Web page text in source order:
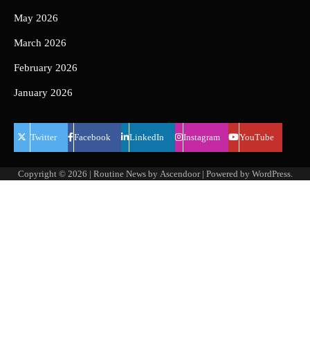
May 2026
March 2026
February 2026
January 2026
Twitter Facebook LinkedIn Instagram YouTube
Copyright © 2026 | Routine News by Ascendoor| Powered by WordPress.